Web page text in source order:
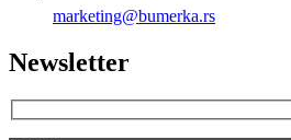
marketing@bumerka.rs
Newsletter